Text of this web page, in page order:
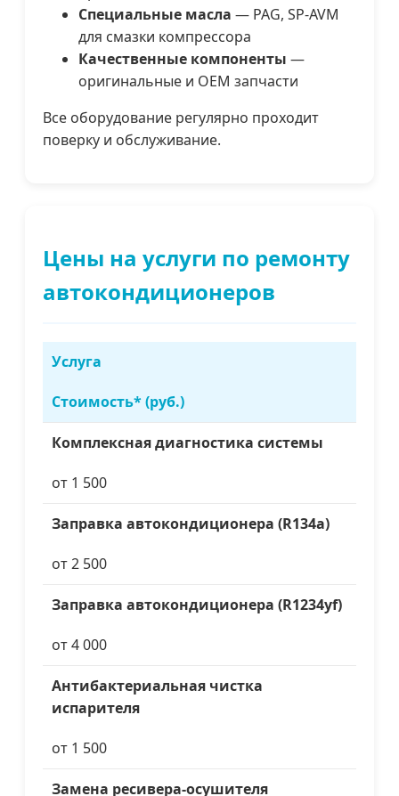
Специальные масла — PAG, SP-AVM
для смазки компрессора
Качественные компоненты —
оригинальные и OEM запчасти
Все оборудование регулярно проходит
поверку и обслуживание.
Цены на услуги по ремонту
автокондиционеров
Услуга
Стоимость* (руб.)
Комплексная диагностика системы
от 1 500
Заправка автокондиционера (R134a)
от 2 500
Заправка автокондиционера (R1234yf)
от 4 000
Антибактериальная чистка
испарителя
от 1 500
Замена ресивера-осушителя